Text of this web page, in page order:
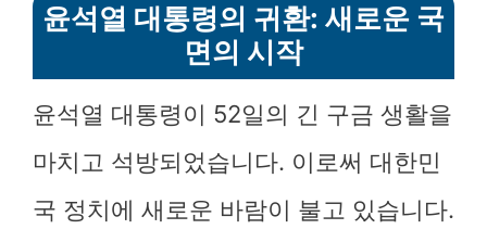
윤석열 대통령의 귀환: 새로운 국
면의 시작
윤석열 대통령이 52일의 긴 구금 생활을
마치고 석방되었습니다. 이로써 대한민
국 정치에 새로운 바람이 불고 있습니다.